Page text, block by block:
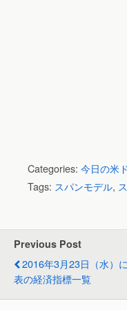
Categories: 今日の米
Tags: スパンモデル,
Previous Post
2016年3月23日（水）
表の経済指標一覧